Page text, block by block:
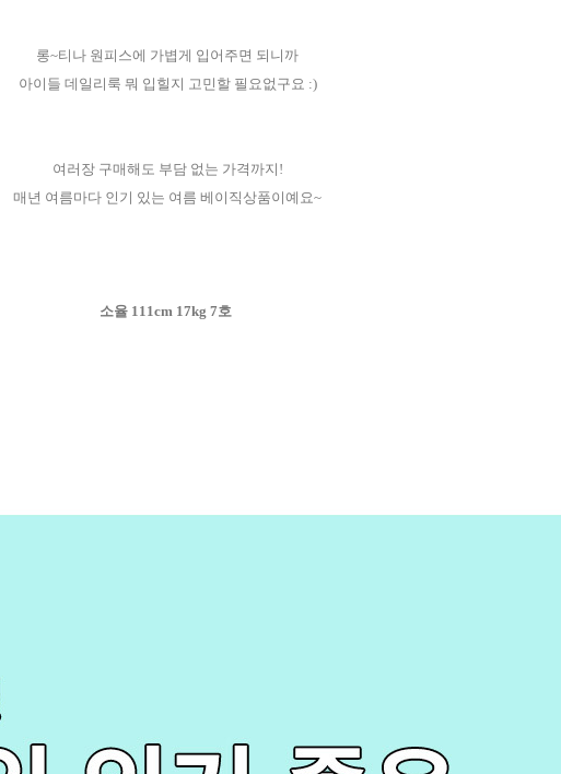
롱~티나 원피스에 가볍게 입어주면 되니까
아이들 데일리룩 뭐 입힐지 고민할 필요없구요 :)
여러장 구매해도 부담 없는 가격까지!
매년 여름마다 인기 있는 여름 베이직상품이예요~
소율 111cm 17kg 7호